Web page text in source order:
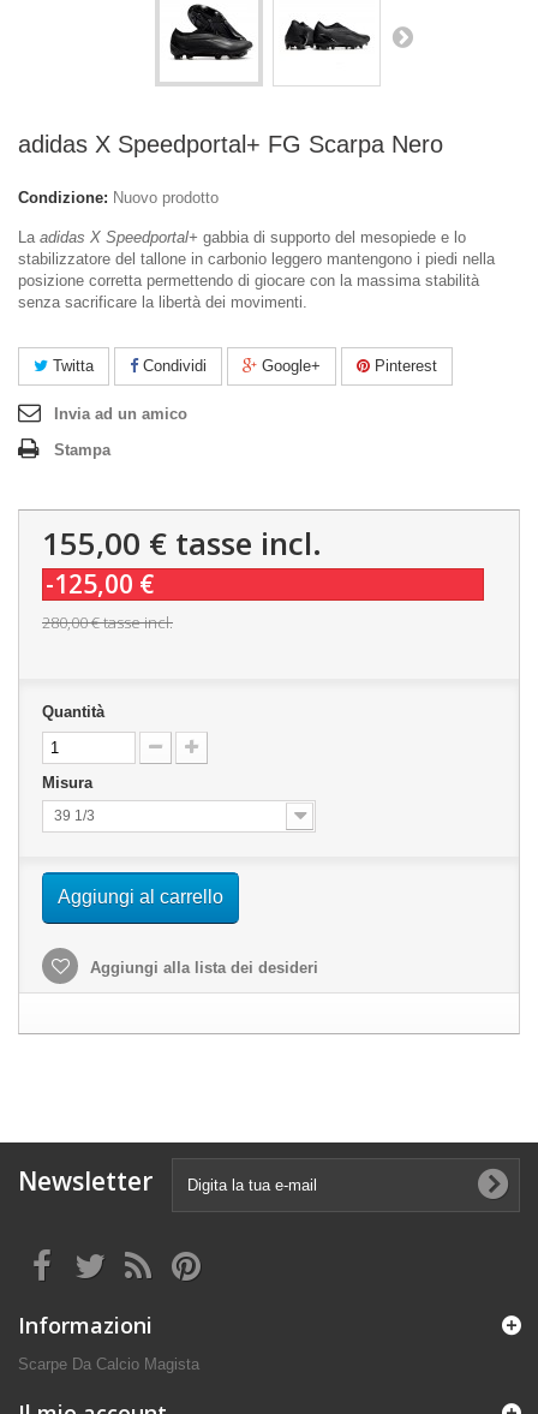
adidas X Speedportal+ FG Scarpa Nero
Condizione: Nuovo prodotto
La adidas X Speedportal+ gabbia di supporto del mesopiede e lo
stabilizzatore del tallone in carbonio leggero mantengono i piedi nella
posizione corretta permettendo di giocare con la massima stabilità
senza sacrificare la libertà dei movimenti.
Twitta Condividi Google+ Pinterest
Invia ad un amico
Stampa
155,00 € tasse incl.
-125,00 €
280,00 €tasse incl.
Quantità
Misura
39 1/3
Aggiungi al carrello
Aggiungi alla lista dei desideri
Newsletter
Informazioni
Scarpe Da Calcio Magista